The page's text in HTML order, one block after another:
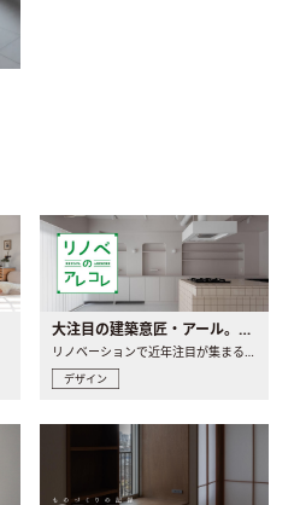
大注目の建築意匠・アール。人気の理由と空間に取り入れるポイント
リノベーションで近年注目が集まる建築意匠の一つであるアール..
デザイン